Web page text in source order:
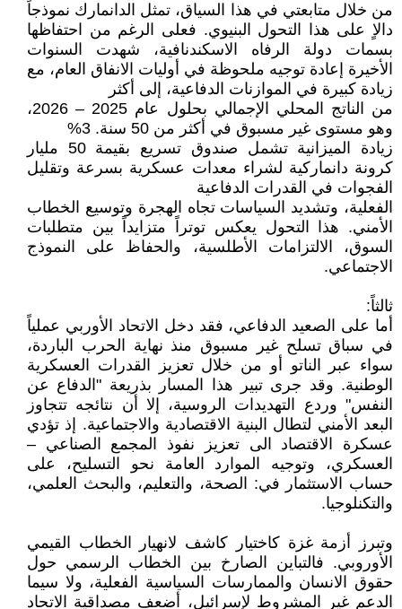
من خلال متابعتي في هذا السياق، تمثل الدانمارك نموذجاً
دالاٍ على هذا التحول البنيوي. فعلى الرغم من احتفاظها
بسمات دولة الرفاه الاسكندنافية، شهدت السنوات
الأخيرة إعادة توجيه ملحوظة في أوليات الانفاق العام، مع
زيادة كبيرة في الموازنات الدفاعية، إلى أكثر
من الناتج المحلي الإجمالي بحلول عام 2025 – 2026،
وهو مستوى غير مسبوق في أكثر من 50 سنة. 3%
زيادة الميزانية تشمل صندوق تسريع بقيمة 50 مليار
كرونة دانماركية لشراء معدات عسكرية بسرعة وتقليل
الفجوات في القدرات الدفاعية
الفعلية، وتشديد السياسات تجاه الهجرة وتوسيع الخطاب
الأمني. هذا التحول يعكس توتراً متزايداً بين متطلبات
السوق، الالتزامات الأطلسية، والحفاظ على النموذج
الاجتماعي.
ثالثاً:
أما على الصعيد الدفاعي، فقد دخل الاتحاد الأوربي عملياً
في سباق تسلح غير مسبوق منذ نهاية الحرب الباردة،
سواء عبر الناتو أو من خلال تعزيز القدرات العسكرية
الوطنية. وقد جرى تبير هذا المسار بذريعة "الدفاع عن
النفس" وردع التهديدات الروسية، إلا أن نتائجه تتجاوز
البعد الأمني لتطال البنية الاقتصادية والاجتماعية. إذ تؤدي
عسكرة الاقتصاد الى تعزيز نفوذ المجمع الصناعي –
العسكري، وتوجيه الموارد العامة نحو التسليح، على
حساب الاستثمار في: الصحة، والتعليم، والبحث العلمي،
والتكنلوجيا.
وتبرز أزمة غزة كاختيار كاشف لانهيار الخطاب القيمي
الأوروبي. فالتباين الصارخ بين الخطاب الرسمي حول
حقوق الانسان والممارسات السياسية الفعلية، ولا سيما
الدعم غير المشروط لإسرائيل، أضعف مصداقية الاتحاد